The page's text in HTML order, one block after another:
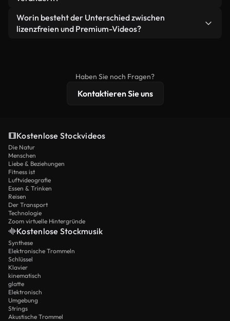
weiterverbreiten.
Videomaterial.
Ja. Sie dürfen unsere Videos gerne kürzen,
bearbeiten oder neu zusammenstellen. Achten Sie
Worin besteht der Unterschied zwischen
lizenzfreien und Premium-Videos?
erweiterten Lizenzschutz bieten.
Haben Sie noch Fragen?
Kontaktieren Sie uns
Kostenlose Stockvideos
Die Natur
Menschen
Liebe & Beziehungen
Fitness ist
Luftvideografie
Essen & Trinken
Reisen
Der Transport
Technologie
Zoom virtuelle Hintergründe
Kostenlose Stockmusik
Synthese
Elektronische Trommeln
Schlüssel
Klavier
kinematisch
glatte
Elektronisch
Umgebung
Strings
Akustische Trommel